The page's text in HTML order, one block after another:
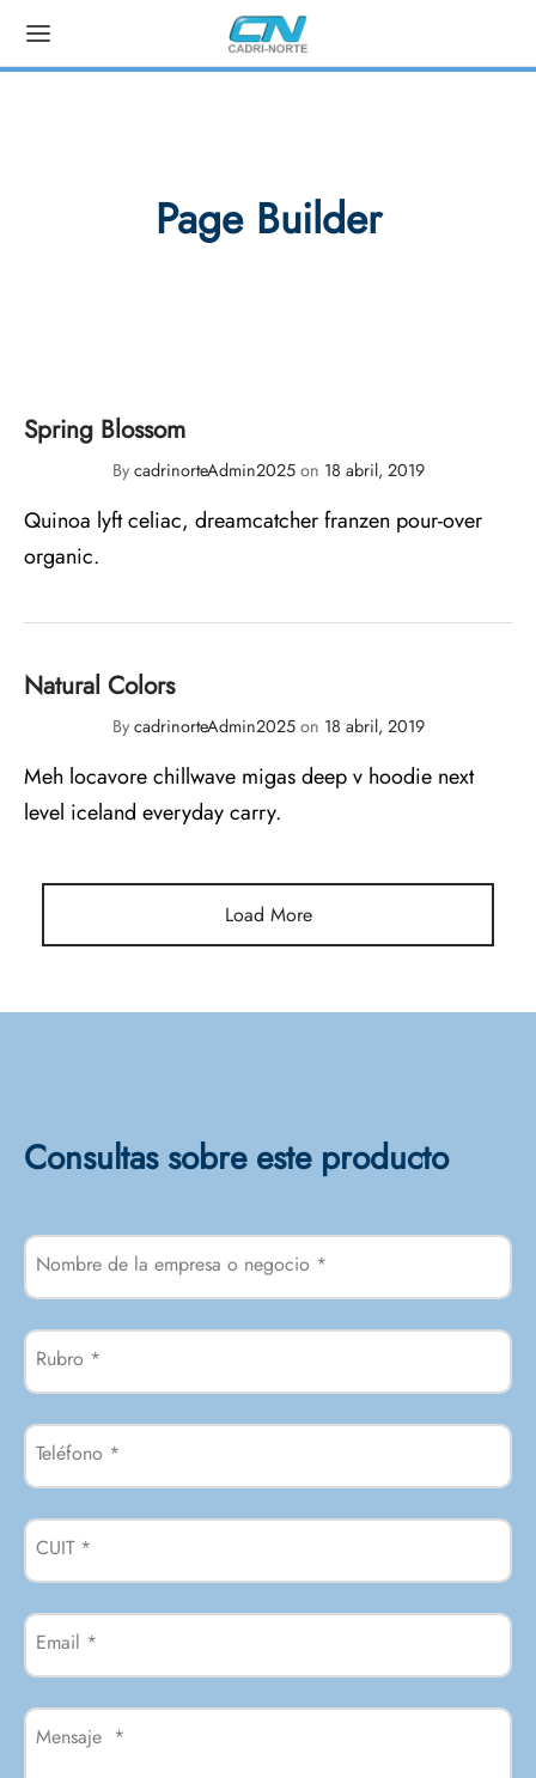
Page Builder
Spring Blossom
By cadrinorteAdmin2025on 18 abril, 2019
Quinoa lyft celiac, dreamcatcher franzen pour-over
organic.
Natural Colors
By cadrinorteAdmin2025on 18 abril, 2019
Meh locavore chillwave migas deep v hoodie next
level iceland everyday carry.
Load More
Consultas sobre este producto
Nombre de la empresa o negocio *
Rubro *
Teléfono *
CUIT *
Email *
Mensaje *
Confiteria/Bares